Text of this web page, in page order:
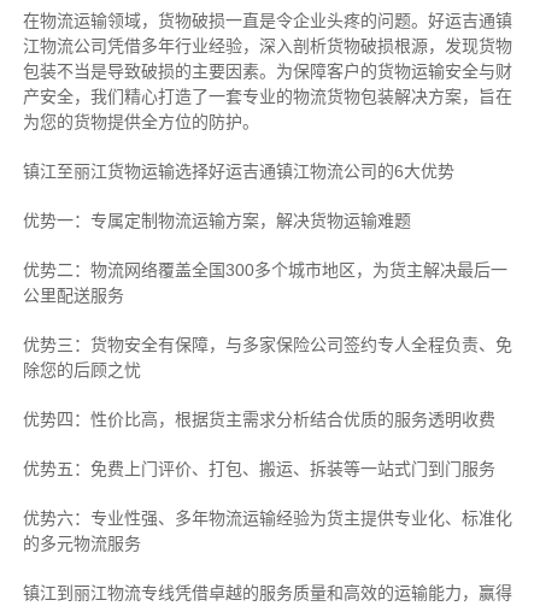
在物流运输领域，货物破损一直是令企业头疼的问题。好运吉通镇
江物流公司凭借多年行业经验，深入剖析货物破损根源，发现货物
包装不当是导致破损的主要因素。为保障客户的货物运输安全与财
产安全，我们精心打造了一套专业的物流货物包装解决方案，旨在
为您的货物提供全方位的防护。
镇江至丽江货物运输选择好运吉通镇江物流公司的6大优势
优势一：专属定制物流运输方案，解决货物运输难题
优势二：物流网络覆盖全国300多个城市地区，为货主解决最后一
公里配送服务
优势三：货物安全有保障，与多家保险公司签约专人全程负责、免
除您的后顾之忧
优势四：性价比高，根据货主需求分析结合优质的服务透明收费
优势五：免费上门评价、打包、搬运、拆装等一站式门到门服务
优势六：专业性强、多年物流运输经验为货主提供专业化、标准化
的多元物流服务
镇江到丽江物流专线凭借卓越的服务质量和高效的运输能力，赢得